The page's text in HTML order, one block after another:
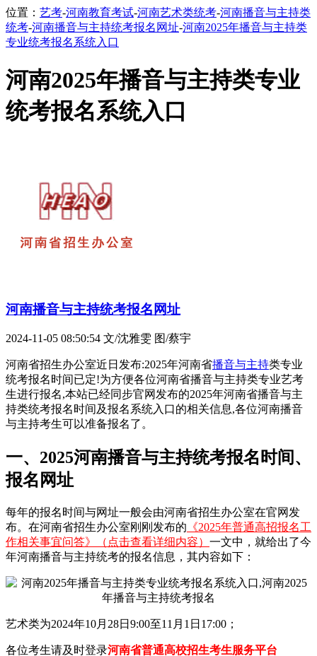
位置： 艺考-河南教育考试-河南艺术类统考-河南播音与主持类
统考-河南播音与主持统考报名网址-河南2025年播音与主持类
专业统考报名系统入口
河南2025年播音与主持类专业
统考报名系统入口
河南播音与主持统考报名网址
2024-11-05 08:50:54 文/沈雅雯 图/蔡宇
河南省招生办公室近日发布:2025年河南省播音与主持类专业
统考报名时间已定!为方便各位河南省播音与主持类专业艺考
生进行报名,本站已经同步官网发布的2025年河南省播音与主
持类统考报名时间及报名系统入口的相关信息,各位河南播音
与主持考生可以准备报名了。
一、2025河南播音与主持统考报名时间、
报名网址
每年的报名时间与网址一般会由河南省招生办公室在官网发
布。在河南省招生办公室刚刚发布的 《2025年普通高招报名工
作相关事宜问答》（点击查看详细内容） 一文中，就给出了今
年河南播音与主持统考的报名信息，其内容如下：
艺术类为2024年10月28日9:00至11月1日17:00；
各位考生请及时登录河南省普通高校招生考生服务平台